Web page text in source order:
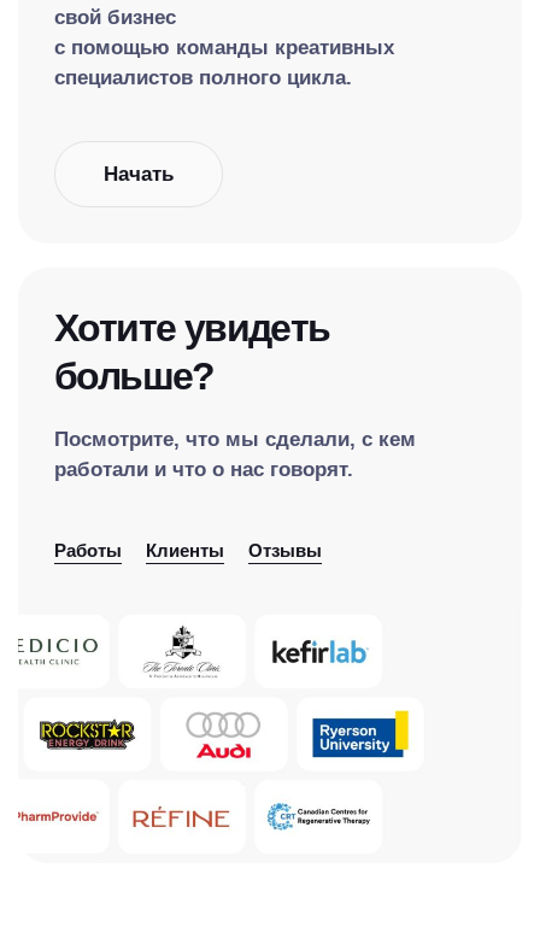
свой бизнес
с помощью команды креативных
специалистов полного цикла.
Начать
Хотите увидеть
больше?
Посмотрите, что мы сделали, с кем
работали и что о нас говорят.
Работы Клиенты Отзывы